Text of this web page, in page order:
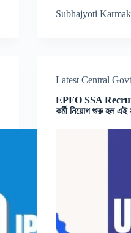
Subhajyoti
Latest Central
EPFO SSA
কর্মী নিয়োগ শুরু হল এই